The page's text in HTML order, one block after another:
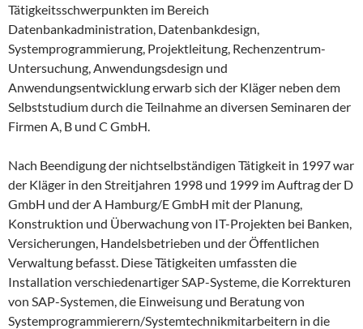
Tätigkeitsschwerpunkten im Bereich
Datenbankadministration, Datenbankdesign,
Systemprogrammierung, Projektleitung, Rechenzentrum-
Untersuchung, Anwendungsdesign und
Anwendungsentwicklung erwarb sich der Kläger neben dem
Selbststudium durch die Teilnahme an diversen Seminaren der
Firmen A, B und C GmbH.
Nach Beendigung der nichtselbständigen Tätigkeit in 1997 war
der Kläger in den Streitjahren 1998 und 1999 im Auftrag der D
GmbH und der A Hamburg/E GmbH mit der Planung,
Konstruktion und Überwachung von IT-Projekten bei Banken,
Versicherungen, Handelsbetrieben und der Öffentlichen
Verwaltung befasst. Diese Tätigkeiten umfassten die
Installation verschiedenartiger SAP-Systeme, die Korrekturen
von SAP-Systemen, die Einweisung und Beratung von
Systemprogrammierern/Systemtechnikmitarbeitern in die